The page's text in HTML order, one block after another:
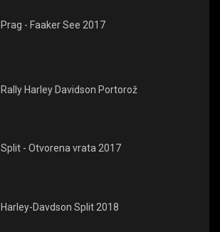
Prag - Faaker See 2017
Rally Harley Davidson Portorož
Split - Otvorena vrata 2017
Harley-Davdson Split 2018